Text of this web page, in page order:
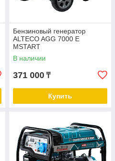
Бензиновый генератор
ALTECO AGG 7000 Е
MSTART
В наличии
371 000 ₸
Купить